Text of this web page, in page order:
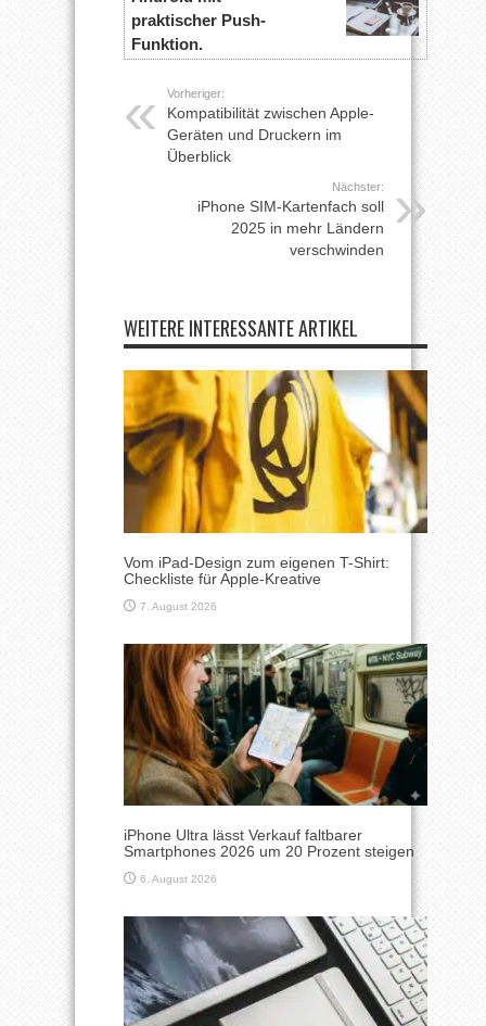
praktischer Push-
Funktion.
Vorheriger:
Kompatibilität zwischen Apple-
Geräten und Druckern im
Überblick
Nächster:
iPhone SIM-Kartenfach soll
2025 in mehr Ländern
verschwinden
WEITERE INTERESSANTE ARTIKEL
Vom iPad-Design zum eigenen T-Shirt:
Checkliste für Apple-Kreative
7. August 2026
iPhone Ultra lässt Verkauf faltbarer
Smartphones 2026 um 20 Prozent steigen
6. August 2026